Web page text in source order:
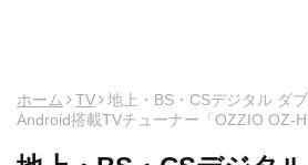
ホーム TV
地上・BS・CSデジタル ダ
Android搭載TVチューナー「OZZIO OZ-